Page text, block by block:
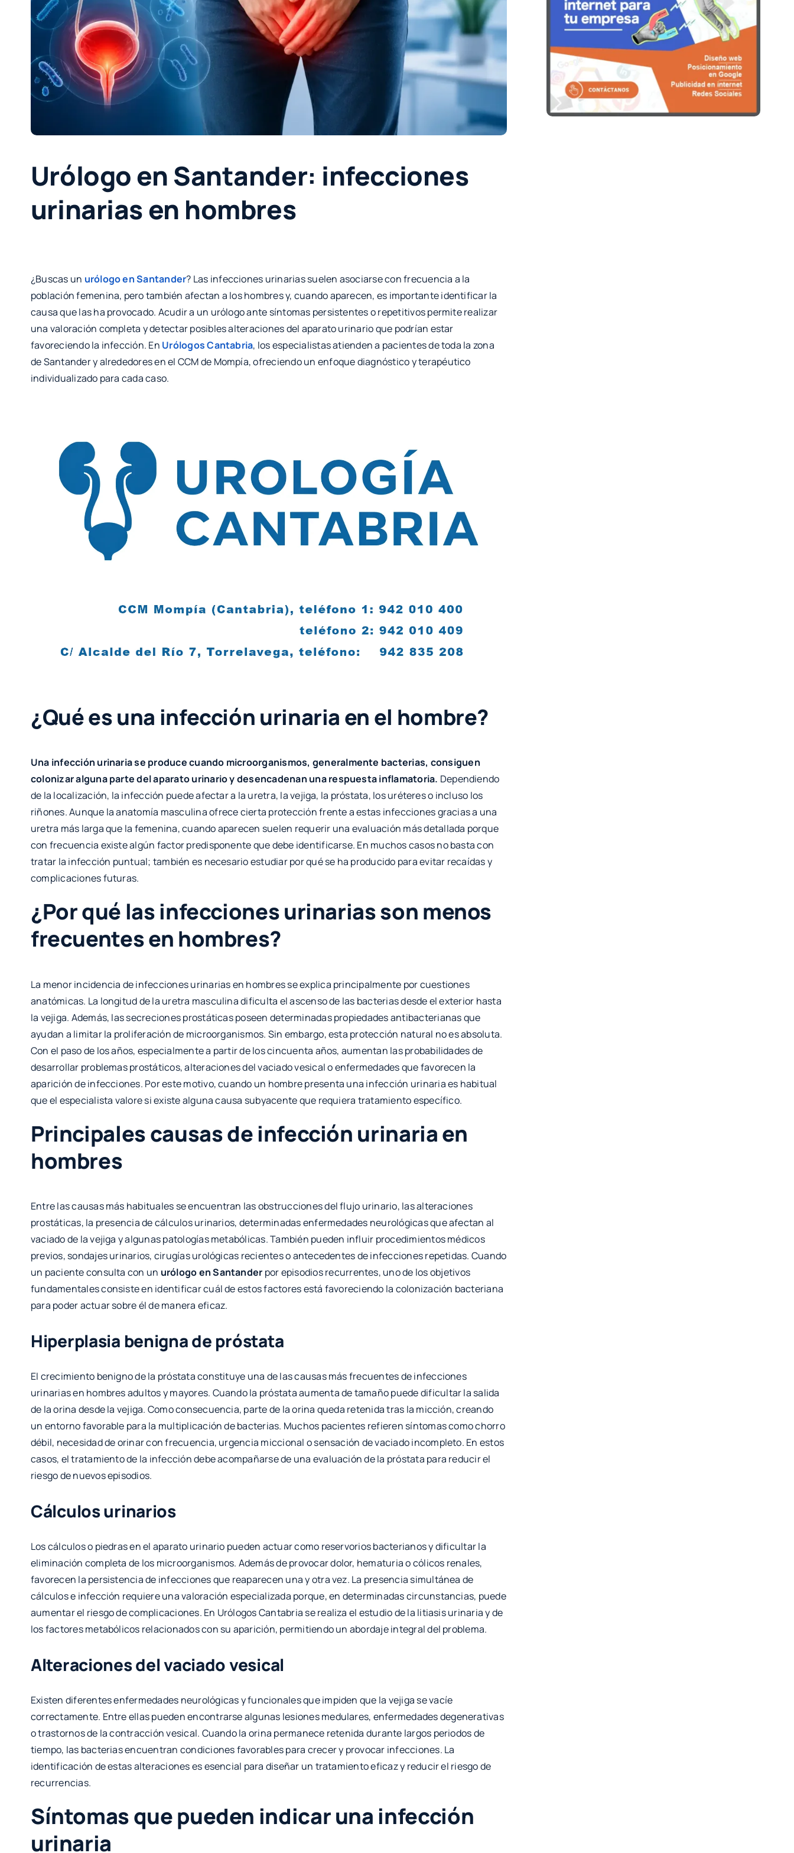
Urólogo en Santander: infecciones
urinarias en hombres
¿Buscas un urólogo en Santander? Las infecciones urinarias suelen asociarse con frecuencia a la
población femenina, pero también afectan a los hombres y, cuando aparecen, es importante identificar la
causa que las ha provocado. Acudir a un urólogo ante síntomas persistentes o repetitivos permite realizar
una valoración completa y detectar posibles alteraciones del aparato urinario que podrían estar
favoreciendo la infección. En Urólogos Cantabria, los especialistas atienden a pacientes de toda la zona
de Santander y alrededores en el CCM de Mompía, ofreciendo un enfoque diagnóstico y terapéutico
individualizado para cada caso.
¿Qué es una infección urinaria en el hombre?
Una infección urinaria se produce cuando microorganismos, generalmente bacterias, consiguen
colonizar alguna parte del aparato urinario y desencadenan una respuesta inflamatoria. Dependiendo
de la localización, la infección puede afectar a la uretra, la vejiga, la próstata, los uréteres o incluso los
riñones. Aunque la anatomía masculina ofrece cierta protección frente a estas infecciones gracias a una
uretra más larga que la femenina, cuando aparecen suelen requerir una evaluación más detallada porque
con frecuencia existe algún factor predisponente que debe identificarse. En muchos casos no basta con
tratar la infección puntual; también es necesario estudiar por qué se ha producido para evitar recaídas y
complicaciones futuras.
¿Por qué las infecciones urinarias son menos
frecuentes en hombres?
La menor incidencia de infecciones urinarias en hombres se explica principalmente por cuestiones
anatómicas. La longitud de la uretra masculina dificulta el ascenso de las bacterias desde el exterior hasta
la vejiga. Además, las secreciones prostáticas poseen determinadas propiedades antibacterianas que
ayudan a limitar la proliferación de microorganismos. Sin embargo, esta protección natural no es absoluta.
Con el paso de los años, especialmente a partir de los cincuenta años, aumentan las probabilidades de
desarrollar problemas prostáticos, alteraciones del vaciado vesical o enfermedades que favorecen la
aparición de infecciones. Por este motivo, cuando un hombre presenta una infección urinaria es habitual
que el especialista valore si existe alguna causa subyacente que requiera tratamiento específico.
Principales causas de infección urinaria en
hombres
Entre las causas más habituales se encuentran las obstrucciones del flujo urinario, las alteraciones
prostáticas, la presencia de cálculos urinarios, determinadas enfermedades neurológicas que afectan al
vaciado de la vejiga y algunas patologías metabólicas. También pueden influir procedimientos médicos
previos, sondajes urinarios, cirugías urológicas recientes o antecedentes de infecciones repetidas. Cuando
un paciente consulta con un urólogo en Santander por episodios recurrentes, uno de los objetivos
fundamentales consiste en identificar cuál de estos factores está favoreciendo la colonización bacteriana
para poder actuar sobre él de manera eficaz.
Hiperplasia benigna de próstata
El crecimiento benigno de la próstata constituye una de las causas más frecuentes de infecciones
urinarias en hombres adultos y mayores. Cuando la próstata aumenta de tamaño puede dificultar la salida
de la orina desde la vejiga. Como consecuencia, parte de la orina queda retenida tras la micción, creando
un entorno favorable para la multiplicación de bacterias. Muchos pacientes refieren síntomas como chorro
débil, necesidad de orinar con frecuencia, urgencia miccional o sensación de vaciado incompleto. En estos
casos, el tratamiento de la infección debe acompañarse de una evaluación de la próstata para reducir el
riesgo de nuevos episodios.
Cálculos urinarios
Los cálculos o piedras en el aparato urinario pueden actuar como reservorios bacterianos y dificultar la
eliminación completa de los microorganismos. Además de provocar dolor, hematuria o cólicos renales,
favorecen la persistencia de infecciones que reaparecen una y otra vez. La presencia simultánea de
cálculos e infección requiere una valoración especializada porque, en determinadas circunstancias, puede
aumentar el riesgo de complicaciones. En Urólogos Cantabria se realiza el estudio de la litiasis urinaria y de
los factores metabólicos relacionados con su aparición, permitiendo un abordaje integral del problema.
Alteraciones del vaciado vesical
Existen diferentes enfermedades neurológicas y funcionales que impiden que la vejiga se vacíe
correctamente. Entre ellas pueden encontrarse algunas lesiones medulares, enfermedades degenerativas
o trastornos de la contracción vesical. Cuando la orina permanece retenida durante largos periodos de
tiempo, las bacterias encuentran condiciones favorables para crecer y provocar infecciones. La
identificación de estas alteraciones es esencial para diseñar un tratamiento eficaz y reducir el riesgo de
recurrencias.
Síntomas que pueden indicar una infección
urinaria